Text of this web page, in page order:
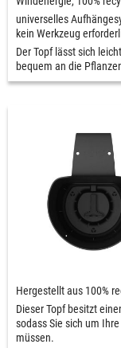
universelles
kein Werkzeug
Der Topf lässt sich
bequem an die
Hergestellt aus 100%
Dieser Topf besitzt
sodass Sie sich um
müssen.